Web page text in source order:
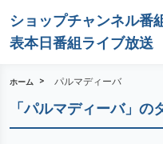
ショップチャンネル番
表本日番組ライブ放送
ホーム パルマディーバ
「パルマディーバ」